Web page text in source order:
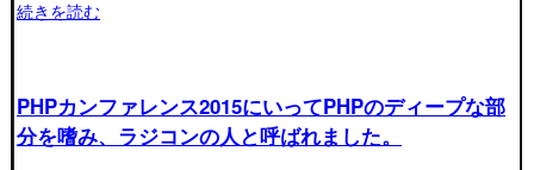
続きを読む
PHPカンファレンス2015にいってPHPのディープな部
分を嗜み、ラジコンの人と呼ばれました。